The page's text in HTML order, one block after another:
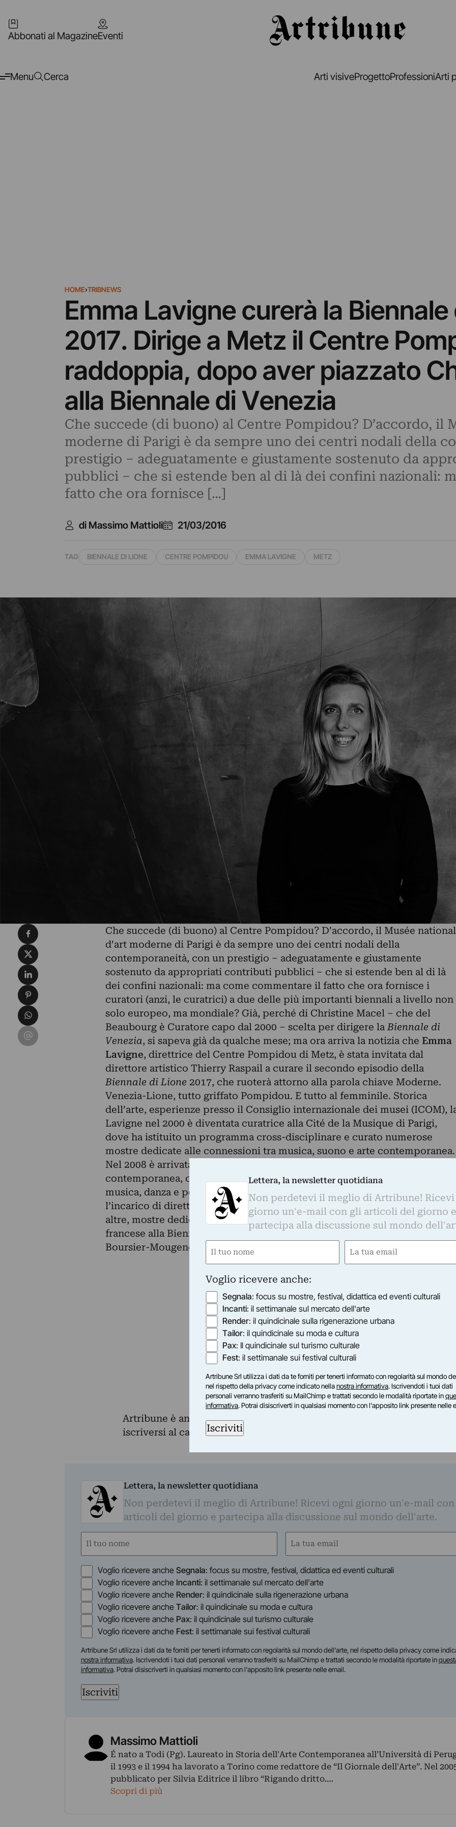
Abbonati al MagazineEventi
Menu Cerca Arti visiveProgettoProfessioniArti
HOME›TRIBNEWS
Emma Lavigne curerà la
2017. Dirige a Metz il Centre
raddoppia, dopo aver piazzato
alla Biennale di Venezia
Che succede (di buono) al Centre Pompidou? D’accordo, il
moderne di Parigi è da sempre uno dei centri nodali della
prestigio – adeguatamente e giustamente sostenuto da
pubblici – che si estende ben al di là dei confini nazionali:
fatto che ora fornisce […]
di Massimo Mattioli 21/03/2016
TAG BIENNALE DI LIONE CENTRE POMPIDOU EMMA LAVIGNE METZ
Che succede (di buono) al Centre Pompidou? D’accordo, il Musée national
d’art moderne di Parigi è da sempre uno dei centri nodali della
contemporaneità, con un prestigio – adeguatamente e giustamente
sostenuto da appropriati contributi pubblici – che si estende ben al di là
dei confini nazionali: ma come commentare il fatto che ora fornisce i
curatori (anzi, le curatrici) a due delle più importanti biennali a livello non
solo europeo, ma mondiale? Già, perché di Christine Macel – che del
Beaubourg è Curatore capo dal 2000 – scelta per dirigere la Biennale di
Venezia, si sapeva già da qualche mese; ma ora arriva la notizia che Emma
Lavigne, direttrice del Centre Pompidou di Metz, è stata invitata dal
direttore artistico Thierry Raspail a curare il secondo episodio della
Biennale di Lione 2017, che ruoterà attorno alla parola chiave Moderne.
Venezia-Lione, tutto griffato Pompidou. E tutto al femminile. Storica
dell’arte, esperienze presso il Consiglio internazionale dei musei (ICOM),
Lavigne nel 2000 è diventata curatrice alla Cité de la Musique di Parigi,
dove ha istituito un programma cross-disciplinare e curato numerose
mostre dedicate alle connessioni tra musica, suono e arte contemporanea.
Nel 2008 è arrivata al Centre Pompidou come curatore per l’arte
contemporanea, continuando a specializzarsi sul rapporto tra arti visive,
musica, danza e performance. Nel 2014 la quarantottenne ha assunto
l’incarico di direttore del Centre Pompidou-Metz, dove ha curato, tra le
altre, mostre dedicate a Warhol e Kimsooja; è stata curatrice del
francese alla Biennale di Venezia del 2015, con il progetto di Céleste
Boursier-Mougenot.
Artribune è anche su Whatsapp. È sufficiente
iscriversi al canale ed essere sempre aggiornati
Lettera, la newsletter quotidiana
Non perdetevi il meglio di Artribune! Ricevi ogni giorno un'e-mail
articoli del giorno e partecipa alla discussione sul mondo dell'arte.
Nome
Nome
Email
Opzioni
Voglio ricevere anche Segnala: focus su mostre, festival, didattica ed eventi culturali
Voglio ricevere anche Incanti: il settimanale sul mercato dell'arte
Voglio ricevere anche Render: il quindicinale sulla rigenerazione urbana
Voglio ricevere anche Tailor: il quindicinale su moda e cultura
Voglio ricevere anche Pax: il quindicinale sul turismo culturale
Voglio ricevere anche Fest: il settimanale sui festival culturali
Artribune Srl utilizza i dati da te forniti per tenerti informato con regolarità sul mondo dell'arte, nel rispetto della privacy come
nostra informativa. Iscrivendoti i tuoi dati personali verranno trasferiti su MailChimp e trattati secondo le modalità riportate in
informativa. Potrai disiscriverti in qualsiasi momento con l'apposito link presente nelle email.
Iscriviti
Massimo Mattioli
É nato a Todi (Pg). Laureato in Storia dell'Arte Contemporanea all’Università di
il 1993 e il 1994 ha lavorato a Torino come redattore de “Il Giornale dell'Arte”. Nel
pubblicato per Silvia Editrice il libro “Rigando dritto.…
Scopri di più
Condividi su Facebook
Condividi su X
Condividi su LinkedIn
Condividi su Pinterest
Condividi su WhatsApp
Condividi su Email
Lettera, la newsletter quotidiana
Non perdetevi il meglio di Artribune!
giorno un'e-mail con gli articoli del giorno
partecipa alla discussione sul mondo
Nome
Email
Voglio ricevere anche:
Segnala: focus su mostre, festival, didattica ed eventi culturali
Incanti: il settimanale sul mercato dell'arte
Render: il quindicinale sulla rigenerazione urbana
Tailor: il quindicinale su moda e cultura
Pax: Il quindicinale sul turismo culturale
Fest: il settimanale sui festival culturali
Artribune Srl utilizza i dati da te forniti per tenerti informato con regolarità sul mondo
nel rispetto della privacy come indicato nellanostra informativa. Iscrivendoti i tuoi dati
personali verranno trasferiti su MailChimp e trattati secondo le modalità riportate in
informativa. Potrai disiscriverti in qualsiasi momento con l'apposito link presente nelle
Iscriviti